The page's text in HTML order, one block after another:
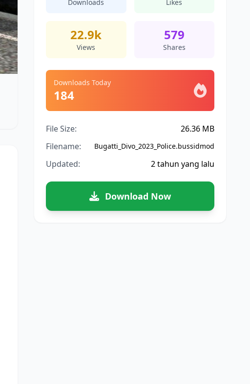
Downloads Likes
22.9k
Views
579
Shares
Downloads Today
184
File Size:
26.36 MB
Filename:
Bugatti_Divo_2023_Police.bussidmod
Updated: 2 tahun yang lalu
Download Now